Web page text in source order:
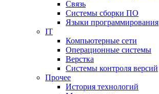
Связь
Системы сборки ПО
Языки программирования
IT
Компьютерные сети
Операционные системы
Верстка
Системы контроля версий
Прочее
История технологий